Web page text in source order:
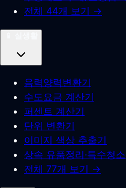
전체 44개 보기 →
음력양력변환기
수도요금 계산기
퍼센트 계산기
단위 변환기
이미지 색상 추출기
상속 유품정리·특수청
전체 77개 보기 →